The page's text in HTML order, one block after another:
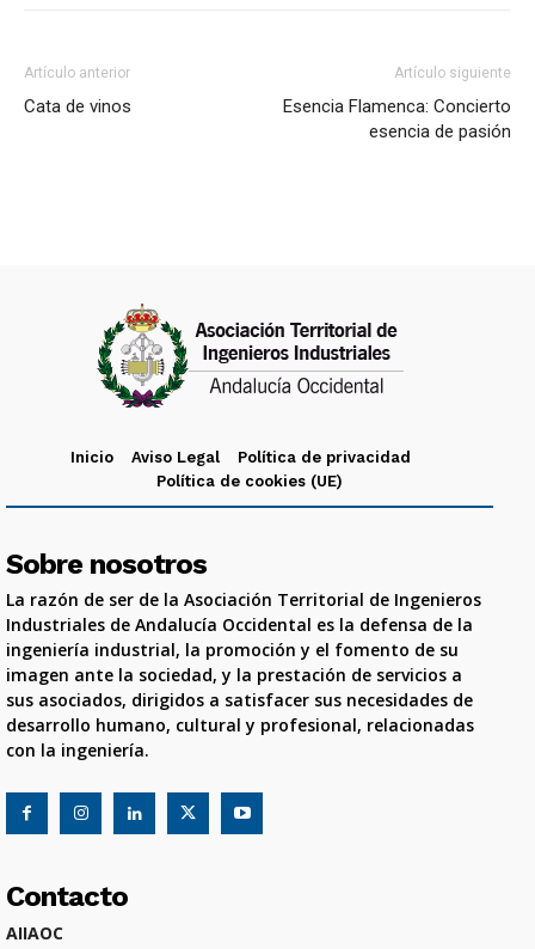
Artículo anterior
Cata de vinos
Artículo siguiente
Esencia Flamenca: Concierto
esencia de pasión
Inicio Aviso Legal
Política de privacidad
Política de cookies (UE)
Sobre nosotros
La razón de ser de la Asociación Territorial de Ingenieros
Industriales de Andalucía Occidental es la defensa de la
ingeniería industrial, la promoción y el fomento de su
imagen ante la sociedad, y la prestación de servicios a
sus asociados, dirigidos a satisfacer sus necesidades de
desarrollo humano, cultural y profesional, relacionadas
con la ingeniería.
Contacto
AIIAOC